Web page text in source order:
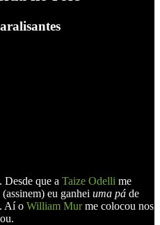
Desde que a Taize Odelli me
eu ganhei uma pá de
Aí o William Murme colocou nos